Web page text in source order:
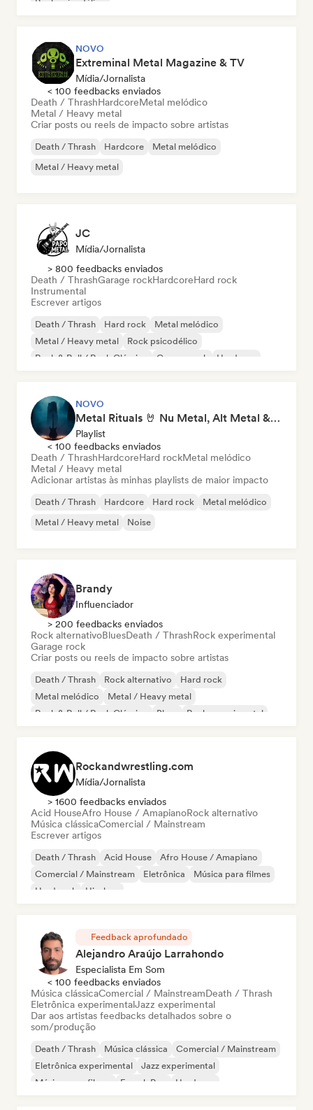
Rock psicodélico
NOVO
Extreminal Metal Magazine & TV
Mídia/Jornalista
< 100 feedbacks enviados
Death / ThrashHardcoreMetal melódico
Metal / Heavy metal
Criar posts ou reels de impacto sobre artistas
Death / Thrash Hardcore
Metal melódico
Metal / Heavy metal
JC
Mídia/Jornalista
> 800 feedbacks enviados
Death / ThrashGarage rockHardcoreHard rock
Instrumental
Escrever artigos
Death / Thrash Hard rock
Metal melódico
Metal / Heavy metal
Rock psicodélico
Rock & Roll / Rock Clássico
Garage rock Hardcore
NOVO
Metal Rituals 🤘 Nu Metal, Alt Metal & Progressive Metal
Playlist
< 100 feedbacks enviados
Death / ThrashHardcoreHard rockMetal melódico
Metal / Heavy metal
Adicionar artistas às minhas playlists de maior impacto
Death / Thrash Hardcore Hard rock
Metal melódico
Metal / Heavy metal
Noise
Brandy
Influenciador
> 200 feedbacks enviados
Rock alternativoBluesDeath / ThrashRock experimental
Garage rock
Criar posts ou reels de impacto sobre artistas
Death / Thrash Rock alternativo
Hard rock
Metal melódico
Metal / Heavy metal
Rock & Roll / Rock Clássico
Blues Rock experimental
Rockandwrestling.com
Mídia/Jornalista
> 1600 feedbacks enviados
Acid HouseAfro House / AmapianoRock alternativo
Música clássicaComercial / Mainstream
Escrever artigos
Death / Thrash Acid House
Afro House / Amapiano
Comercial / Mainstream
Eletrônica
Música para filmes
Hard rock
Hip-hop
Feedback aprofundado
Alejandro Araújo Larrahondo
Especialista Em Som
< 100 feedbacks enviados
Música clássicaComercial / MainstreamDeath / Thrash
Eletrônica experimentalJazz experimental
Dar aos artistas feedbacks detalhados sobre o
som/produção
Death / Thrash Música clássica
Comercial / Mainstream
Eletrônica experimental
Jazz experimental
Música para filmes
French Pop Hardcore